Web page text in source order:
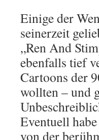
Einige der
seinerzeit
„Ren And
ebenfalls tief
Cartoons der
wollten – und
Eventuell
von der